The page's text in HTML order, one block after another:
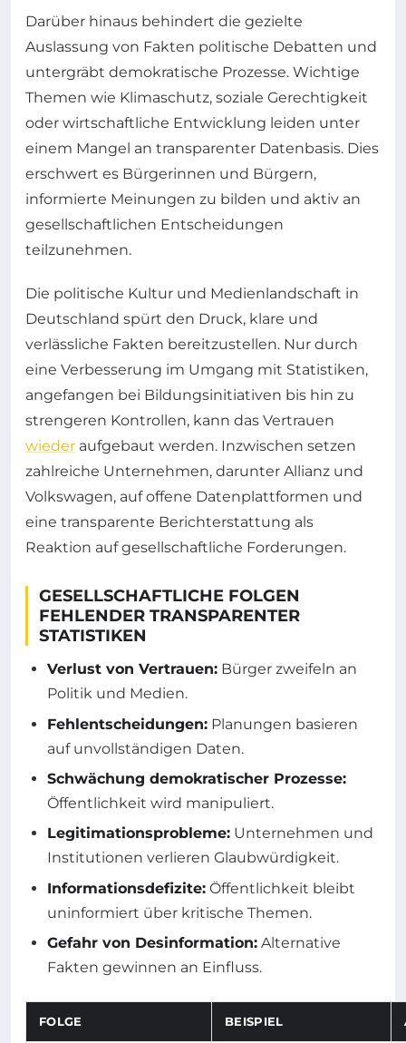
Darüber hinaus behindert die gezielte
Auslassung von Fakten politische Debatten und
untergräbt demokratische Prozesse. Wichtige
Themen wie Klimaschutz, soziale Gerechtigkeit
oder wirtschaftliche Entwicklung leiden unter
einem Mangel an transparenter Datenbasis. Dies
erschwert es Bürgerinnen und Bürgern,
informierte Meinungen zu bilden und aktiv an
gesellschaftlichen Entscheidungen
teilzunehmen.
Die politische Kultur und Medienlandschaft in
Deutschland spürt den Druck, klare und
verlässliche Fakten bereitzustellen. Nur durch
eine Verbesserung im Umgang mit Statistiken,
angefangen bei Bildungsinitiativen bis hin zu
strengeren Kontrollen, kann das Vertrauen
wieder aufgebaut werden. Inzwischen setzen
zahlreiche Unternehmen, darunter Allianz und
Volkswagen, auf offene Datenplattformen und
eine transparente Berichterstattung als
Reaktion auf gesellschaftliche Forderungen.
GESELLSCHAFTLICHE FOLGEN
FEHLENDER TRANSPARENTER
STATISTIKEN
Verlust von Vertrauen: Bürger zweifeln an
Politik und Medien.
Fehlentscheidungen: Planungen basieren
auf unvollständigen Daten.
Schwächung demokratischer Prozesse:
Öffentlichkeit wird manipuliert.
Legitimationsprobleme: Unternehmen und
Institutionen verlieren Glaubwürdigkeit.
Informationsdefizite: Öffentlichkeit bleibt
uninformiert über kritische Themen.
Gefahr von Desinformation: Alternative
Fakten gewinnen an Einfluss.
FOLGE BEISPIEL